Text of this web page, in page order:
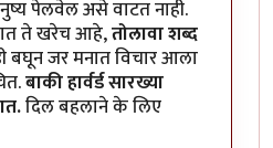
पेलवेल असे वाटत नाही.
ते खरेच आहे,तोलावा शब्द
बघून जर मनात विचार आला
बाकी हार्वर्ड सारख्या
दिल बहलाने के लिए